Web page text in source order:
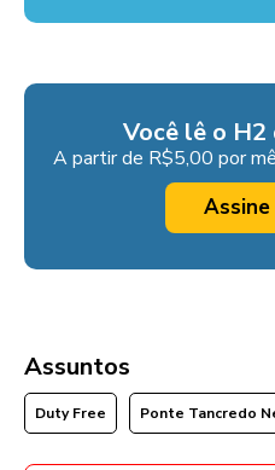
Você lê o H2
A partir de R$5,00 por
Assuntos
Duty Free Ponte Tancredo